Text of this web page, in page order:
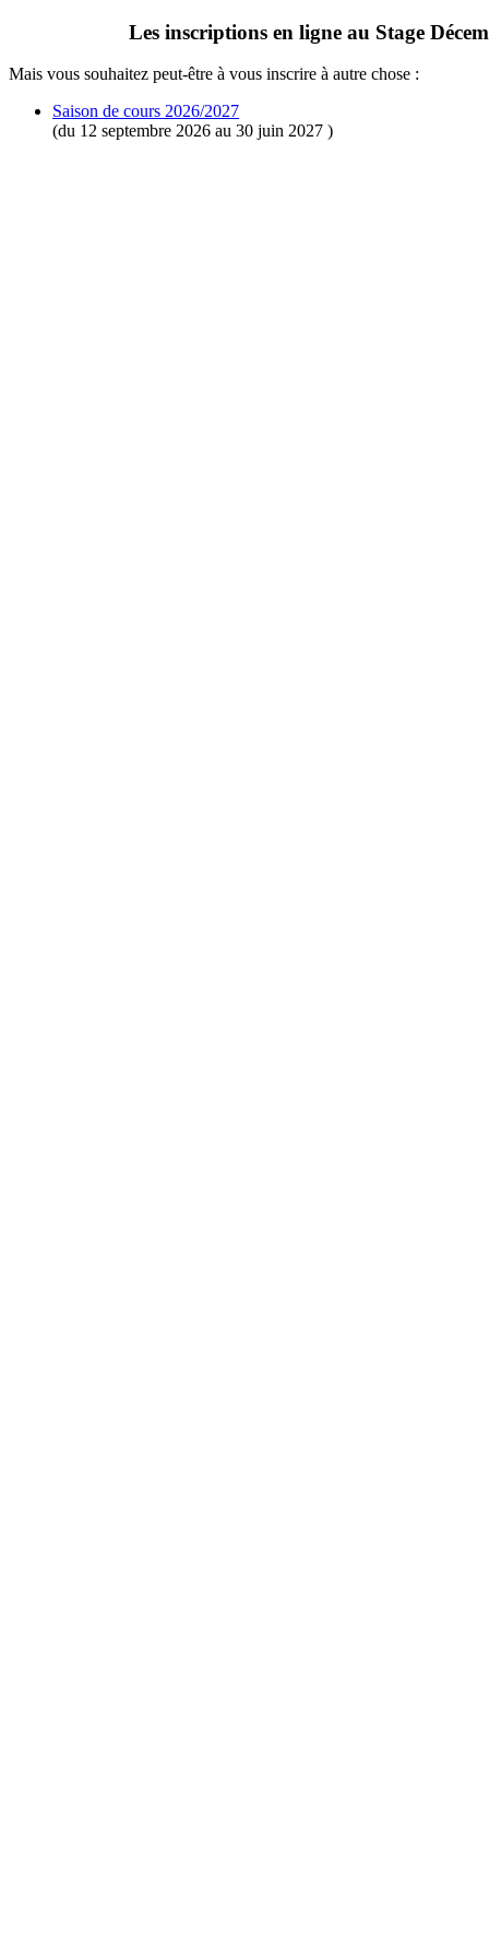
Les inscriptions en ligne au Stage
Mais vous souhaitez peut-être à vous inscrire à autre chose :
Saison de cours 2026/2027
(du 12 septembre 2026 au 30 juin 2027 )